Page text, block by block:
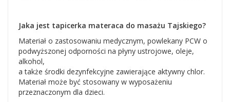
Jaka jest tapicerka materaca do masażu Tajskiego?
Materiał o zastosowaniu medycznym, powlekany PCW o
podwyższonej odporności na płyny ustrojowe, oleje,
alkohol,
a także środki dezynfekcyjne zawierające aktywny chlor.
Materiał może być stosowany w wyposażeniu
przeznaczonym dla dzieci.